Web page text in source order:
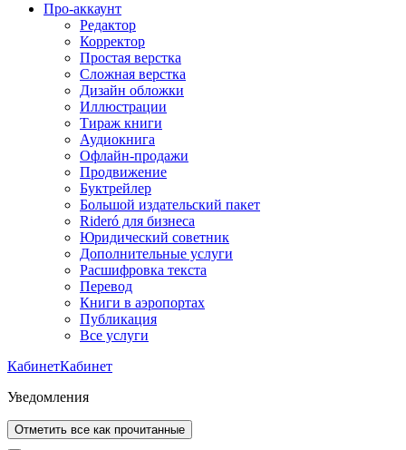
Про-аккаунт
Редактор
Корректор
Простая верстка
Сложная верстка
Дизайн обложки
Иллюстрации
Тираж книги
Аудиокнига
Офлайн-продажи
Продвижение
Буктрейлер
Большой издательский пакет
Rideró для бизнеса
Юридический советник
Дополнительные услуги
Расшифровка текста
Перевод
Книги в аэропортах
Публикация
Все услуги
КабинетКабинет
Уведомления
Отметить все как прочитанные